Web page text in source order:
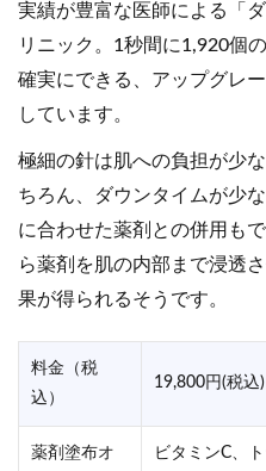
【名
9:00
実績が豊富な医師による「
リニック。1秒間に1,920個
確実にできる、アップグレ
しています。
極細の針は肌への負担が少
ちろん、ダウンタイムが少
に合わせた薬剤との併用も
ら薬剤を肌の内部まで浸透
果が得られるそうです。
料金（税
込）
19,800円(税込)
薬剤塗布オ
ビタミンC、